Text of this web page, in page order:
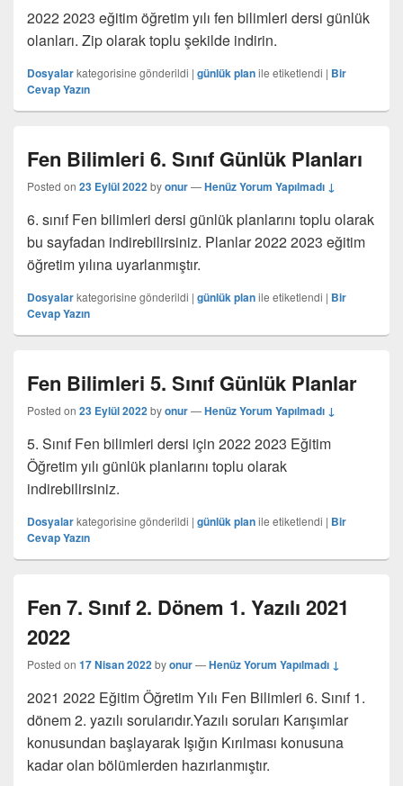
2022 2023 eğitim öğretim yılı fen bilimleri dersi günlük
olanları. Zip olarak toplu şekilde indirin.
Dosyalarkategorisine gönderildi | günlük planile etiketlendi | Bir
Cevap Yazın
Fen Bilimleri 6. Sınıf Günlük Planları
Posted on 23 Eylül 2022byonur—Henüz Yorum Yapılmadı ↓
6. sınıf Fen bilimleri dersi günlük planlarını toplu olarak
bu sayfadan indirebilirsiniz. Planlar 2022 2023 eğitim
öğretim yılına uyarlanmıştır.
Dosyalarkategorisine gönderildi | günlük planile etiketlendi | Bir
Cevap Yazın
Fen Bilimleri 5. Sınıf Günlük Planlar
Posted on 23 Eylül 2022byonur—Henüz Yorum Yapılmadı ↓
5. Sınıf Fen bilimleri dersi için 2022 2023 Eğitim
Öğretim yılı günlük planlarını toplu olarak
indirebilirsiniz.
Dosyalarkategorisine gönderildi | günlük planile etiketlendi | Bir
Cevap Yazın
Fen 7. Sınıf 2. Dönem 1. Yazılı 2021
2022
Posted on 17 Nisan 2022byonur—Henüz Yorum Yapılmadı ↓
2021 2022 Eğitim Öğretim Yılı Fen Bilimleri 6. Sınıf 1.
dönem 2. yazılı sorularıdır.Yazılı soruları Karışımlar
konusundan başlayarak Işığın Kırılması konusuna
kadar olan bölümlerden hazırlanmıştır.